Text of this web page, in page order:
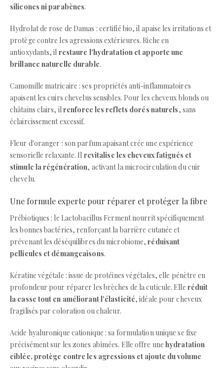
silicones ni parabènes.
Hydrolat de rose de Damas : certifié bio, il apaise les irritations et
protège contre les agressions extérieures. Riche en
antioxydants, il restaure l'hydratation et apporte une
brillance naturelle durable.
Camomille matricaire : ses propriétés anti-inflammatoires
apaisent les cuirs chevelus sensibles. Pour les cheveux blonds ou
châtains clairs, il renforce les reflets dorés naturels, sans
éclaircissement excessif.
Fleur d'oranger : son parfum apaisant crée une expérience
sensorielle relaxante. Il revitalise les cheveux fatigués et
stimule la régénération, activant la microcirculation du cuir
chevelu.
Une formule experte pour réparer et protéger la fibre
Prébiotiques : le Lactobacillus Ferment nourrit spécifiquement
les bonnes bactéries, renforçant la barrière cutanée et
prévenant les déséquilibres du microbiome,réduisant
pellicules et démangeaisons.
Kératine végétale : issue de protéines végétales, elle pénètre en
profondeur pour réparer les brèches de la cuticule. Elle réduit
la casse tout en améliorant l'élasticité, idéale pour cheveux
fragilisés par coloration ou chaleur.
Acide hyaluronique cationique : sa formulation unique se fixe
précisément sur les zones abîmées. Elle offre unehydratation
ciblée, protège contre les agressions et ajoute du volume